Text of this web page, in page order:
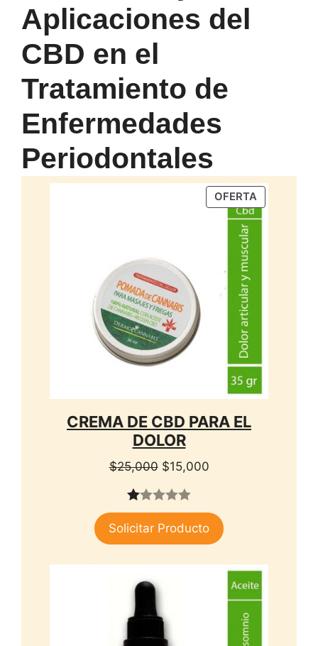
Aplicaciones del
CBD en el
Tratamiento de
Enfermedades
Periodontales
OFERTAPRODUCTO
EN
CREMA DE CBD PARA EL
DOLOR
$25,000 El
original
$25,000.
$15,000El
es:
$15,000.
1.
00
Solicitar Producto